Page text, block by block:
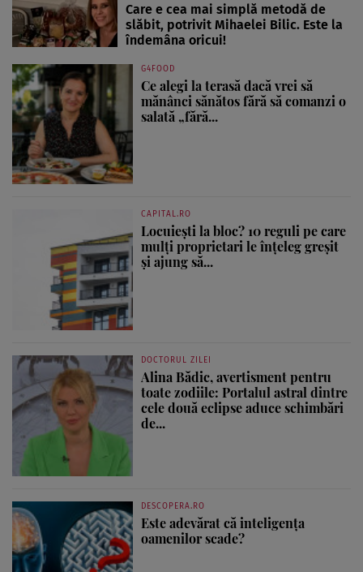
Care e cea mai simplă metodă de
slăbit, potrivit Mihaelei Bilic. Este la
îndemâna oricui!
G4FOOD
Ce alegi la terasă dacă vrei să
mănânci sănătos fără să comanzi o
salată „fără...
CAPITAL.RO
Locuiești la bloc? 10 reguli pe care
mulți proprietari le înțeleg greșit
și ajung să...
DOCTORUL ZILEI
Alina Bădic, avertisment pentru
toate zodiile: Portalul astral dintre
cele două eclipse aduce schimbări
de...
DESCOPERA.RO
Este adevărat că inteligența
oamenilor scade?